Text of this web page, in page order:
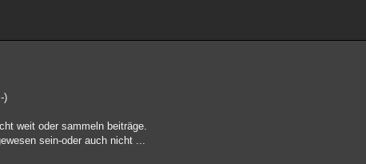
)
weit oder sammeln beiträge.
sein-oder auch nicht ...